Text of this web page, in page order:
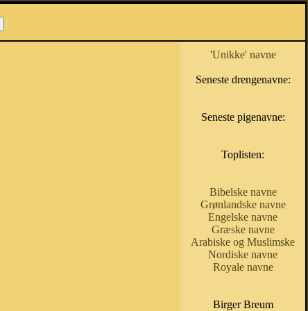
'Unikke' navne
Seneste drengenavne:
Seneste pigenavne:
Toplisten:
Bibelske navne
Grønlandske navne
Engelske navne
Græske navne
Arabiske og Muslimske
Nordiske navne
Royale navne
Birger Breum